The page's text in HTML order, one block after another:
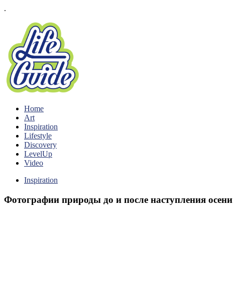
.
Home
Art
Inspiration
Lifestyle
Discovery
LevelUp
Video
Inspiration
Фотографии природы до и после наступления осени